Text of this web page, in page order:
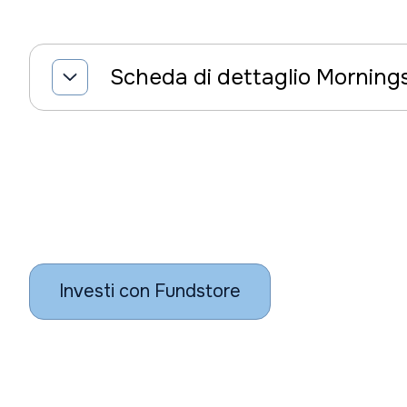
Scheda di dettaglio
Investi con Fundstore